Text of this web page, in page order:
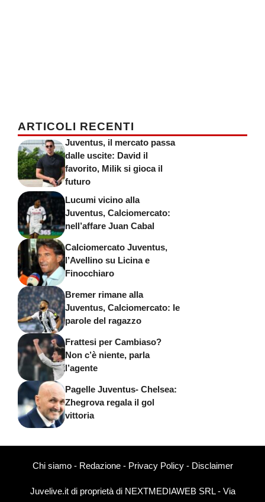
ARTICOLI RECENTI
Juventus, il mercato passa
dalle uscite: David il
favorito, Milik si gioca il
futuro
Lucumi vicino alla
Juventus, Calciomercato:
nell’affare Juan Cabal
Calciomercato Juventus,
l’Avellino su Licina e
Finocchiaro
Bremer rimane alla
Juventus, Calciomercato: le
parole del ragazzo
Frattesi per Cambiaso?
Non c’è niente, parla
l’agente
Pagelle Juventus- Chelsea:
Zhegrova regala il gol
vittoria
Chi siamo- Redazione- Privacy Policy- Disclaimer
Juvelive.it di proprietà di NEXTMEDIAWEB SRL - Via